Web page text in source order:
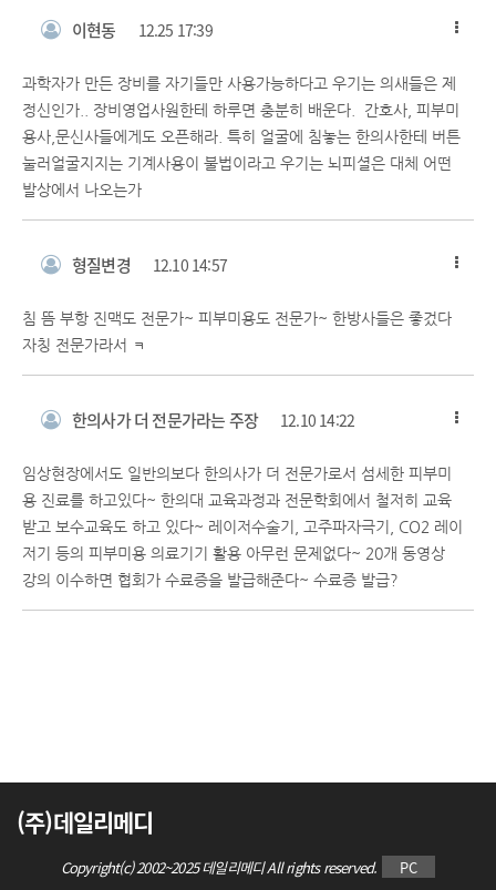
이현동 12.25 17:39
과학자가 만든 장비를 자기들만 사용가능하다고 우기는 의새들은 제
정신인가.. 장비영업사원한테 하루면 충분히 배운다. 간호사, 피부미
용사,문신사들에게도 오픈해라. 특히 얼굴에 침놓는 한의사한테 버튼
눌러얼굴지지는 기계사용이 불법이라고 우기는 뇌피셜은 대체 어떤
발상에서 나오는가
형질변경 12.10 14:57
침 뜸 부항 진맥도 전문가~ 피부미용도 전문가~ 한방사들은 좋겄다
자칭 전문가라서 ㅋ
한의사가 더 전문가라는 주장 12.10 14:22
임상현장에서도 일반의보다 한의사가 더 전문가로서 섬세한 피부미
용 진료를 하고있다~ 한의대 교육과정과 전문학회에서 철저히 교육
받고 보수교육도 하고 있다~ 레이저수술기, 고주파자극기, CO2 레이
저기 등의 피부미용 의료기기 활용 아무런 문제없다~ 20개 동영상
강의 이수하면 협회가 수료증을 발급해준다~ 수료증 발급?
(주)데일리메디
Copyright(c) 2002~2025 데일리메디 All rights reserved. PC